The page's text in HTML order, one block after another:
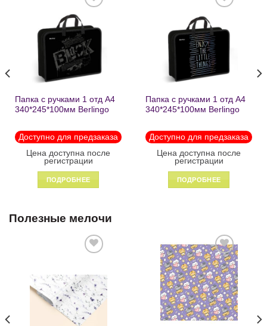
Добавить
в список
желаний
Папка с ручками 1 отд А4
340*245*100мм Berlingo
молнии1246
Доступно для предзаказа
Цена доступна после
регистрации
ПОДРОБНЕЕ
Добавить
в список
желаний
Папка с ручками 1 отд А4
340*245*100мм Berlingo
пластик на молнии 1215
Доступно для предзаказа
Цена доступна после
регистрации
ПОДРОБНЕЕ
Полезные мелочи
желаний
Добавить
в список
желаний